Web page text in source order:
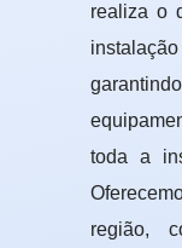
realiza o
toda a
região,